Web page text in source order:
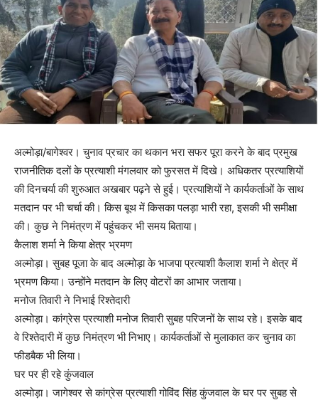
अल्मोड़ा/बागेश्वर। चुनाव प्रचार का थकान भरा सफर पूरा करने के बाद प्रमुख
राजनीतिक दलों के प्रत्याशी मंगलवार को फुरसत में दिखे। अधिकतर प्रत्याशियों
की दिनचर्या की शुरुआत अखबार पढ़ने से हुई। प्रत्याशियों ने कार्यकर्ताओं के साथ
मतदान पर भी चर्चा की। किस बूथ में किसका पलड़ा भारी रहा, इसकी भी समीक्षा
की। कुछ ने निमंत्रण में पहुंचकर भी समय बिताया।
कैलाश शर्मा ने किया क्षेत्र भ्रमण
अल्मोड़ा। सुबह पूजा के बाद अल्मोड़ा के भाजपा प्रत्याशी कैलाश शर्मा ने क्षेत्र में
भ्रमण किया। उन्होंने मतदान के लिए वोटरों का आभार जताया।
मनोज तिवारी ने निभाई रिश्तेदारी
अल्मोड़ा। कांग्रेस प्रत्याशी मनोज तिवारी सुबह परिजनों के साथ रहे। इसके बाद
वे रिश्तेदारी में कुछ निमंत्रण भी निभाए। कार्यकर्ताओं से मुलाकात कर चुनाव का
फीडबैक भी लिया।
घर पर ही रहे कुंजवाल
अल्मोड़ा। जागेश्वर से कांग्रेस प्रत्याशी गोविंद सिंह कुंजवाल के घर पर सुबह से